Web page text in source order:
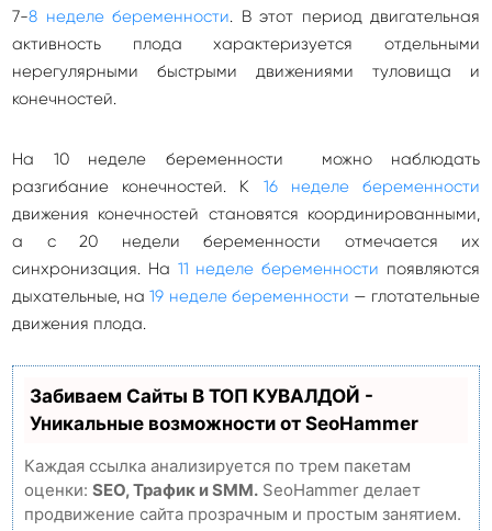
7-8 неделе беременности . В этот период двигательная
активность плода характеризуется отдельными
нерегулярными быстрыми движениями туловища и
конечностей.
На 10 неделе беременности можно наблюдать
разгибание конечностей. К 16 неделе беременности
движения конечностей становятся координированными,
а с 20 недели беременности отмечается их
синхронизация. На 11 неделе беременности появляются
дыхательные, на19 неделе беременности — глотательные
движения плода.
Забиваем Сайты В ТОП КУВАЛДОЙ -
Уникальные возможности от SeoHammer
Каждая ссылка анализируется по трем пакетам
оценки: SEO, Трафик и SMM. SeoHammer делает
продвижение сайта прозрачным и простым занятием.